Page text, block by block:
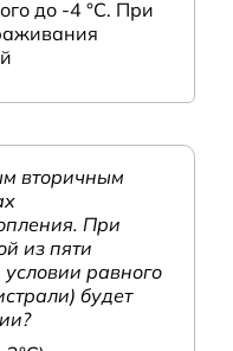
до -4 °C. При
вторичным
При
из пяти
равного
будет